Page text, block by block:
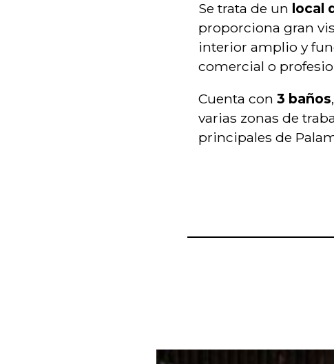
Se trata de un local
proporciona gran
interior amplio y
comercial o
Cuenta con 3 baños
varias zonas de
principales de